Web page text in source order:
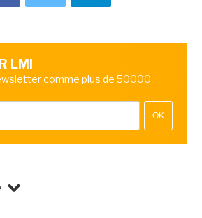
LMI
comme plus de 50000
OK